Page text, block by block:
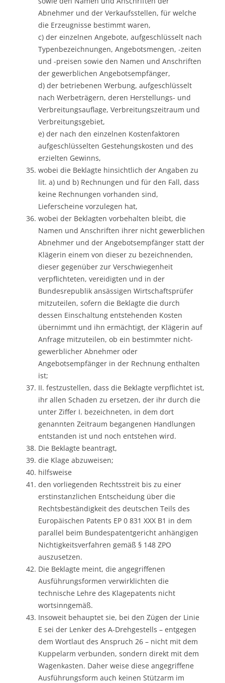
Abnehmer und der Verkaufsstellen, für welche
die Erzeugnisse bestimmt waren,
c) der einzelnen Angebote, aufgeschlüsselt nach
Typenbezeichnungen, Angebotsmengen, -zeiten
und -preisen sowie den Namen und Anschriften
der gewerblichen Angebotsempfänger,
d) der betriebenen Werbung, aufgeschlüsselt
nach Werbeträgern, deren Herstellungs- und
Verbreitungsauflage, Verbreitungszeitraum und
Verbreitungsgebiet,
e) der nach den einzelnen Kostenfaktoren
aufgeschlüsselten Gestehungskosten und des
erzielten Gewinns,
wobei die Beklagte hinsichtlich der Angaben zu
lit. a) und b) Rechnungen und für den Fall, dass
keine Rechnungen vorhanden sind,
Lieferscheine vorzulegen hat,
wobei der Beklagten vorbehalten bleibt, die
Namen und Anschriften ihrer nicht gewerblichen
Abnehmer und der Angebotsempfänger statt der
Klägerin einem von dieser zu bezeichnenden,
dieser gegenüber zur Verschwiegenheit
verpflichteten, vereidigten und in der
Bundesrepublik ansässigen Wirtschaftsprüfer
mitzuteilen, sofern die Beklagte die durch
dessen Einschaltung entstehenden Kosten
übernimmt und ihn ermächtigt, der Klägerin auf
Anfrage mitzuteilen, ob ein bestimmter nicht-
gewerblicher Abnehmer oder
Angebotsempfänger in der Rechnung enthalten
ist;
II. festzustellen, dass die Beklagte verpflichtet ist,
ihr allen Schaden zu ersetzen, der ihr durch die
unter Ziffer I. bezeichneten, in dem dort
genannten Zeitraum begangenen Handlungen
entstanden ist und noch entstehen wird.
Die Beklagte beantragt,
die Klage abzuweisen;
hilfsweise
den vorliegenden Rechtsstreit bis zu einer
erstinstanzlichen Entscheidung über die
Rechtsbeständigkeit des deutschen Teils des
Europäischen Patents EP 0 831 XXX B1 in dem
parallel beim Bundespatentgericht anhängigen
Nichtigkeitsverfahren gemäß § 148 ZPO
auszusetzen.
Die Beklagte meint, die angegriffenen
Ausführungsformen verwirklichten die
technische Lehre des Klagepatents nicht
wortsinngemäß.
Insoweit behauptet sie, bei den Zügen der Linie
E sei der Lenker des A-Drehgestells – entgegen
dem Wortlaut des Anspruch 26 – nicht mit dem
Kuppelarm verbunden, sondern direkt mit dem
Wagenkasten. Daher weise diese angegriffene
Ausführungsform auch keinen Stützarm im